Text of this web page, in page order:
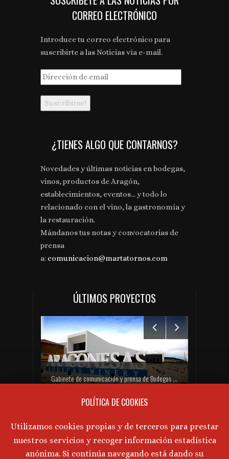
CORREO ELECTRÓNICO
Introduce tu correo electrónico para
suscribirte a las Noticias vía e-mail.
Dirección
email
¿TIENES ALGO QUE CONTARNOS?
Novedades y últimas noticias en bodegas,
vinos, productos de Aragón,
establecimientos, eventos... y todo lo
relacionado con el vino, la gastronomía y
la restauración.
Mándanos tus notas y convocatorias de
prensa
a: comunicacion@martatornos.com
ÚLTIMOS PROYECTOS
Gabinete de comunicación y prensa de Bodegas Aragonesas – Nuevo espacio Terroir – Garnacha
PRÓXIMAS CATAS DE VINO
No hay próximos eventos actualmente.
POLÍTICA DE COOKIES
Utilizamos cookies propias y de terceros para prestar
nuestros servicios y recoger información estadística
anónima. Si continúa navegando está dando su